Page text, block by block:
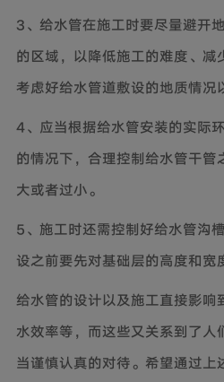
3、给水管在施工时要尽量避开
的区域，以降低施工的难度、减
考虑好给水管道敷设的地质情况
4、应当根据给水管安装的实际
的情况下，合理控制给水管干管
大或者过小。
5、施工时还需控制好给水管沟
设之前要先对基础层的高度和宽
给水管的设计以及施工直接影响
水效率等，而这些又关系到了人
当谨慎认真的对待。希望通过上